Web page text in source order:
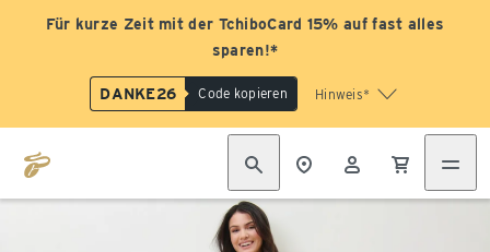
Für kurze Zeit mit der TchiboCard 15% auf fast alles
sparen!*
DANKE26 Code kopieren Hinweis*